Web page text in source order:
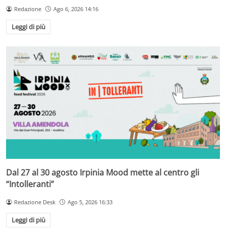
Redazione Ago 6, 2026 14:16
Leggi di più
Dal 27 al 30 agosto Irpinia Mood mette al centro gli
“Intolleranti”
Redazione Desk Ago 5, 2026 16:33
Leggi di più